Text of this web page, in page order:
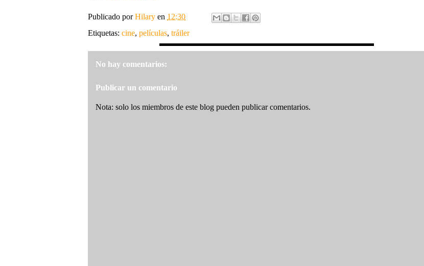
Publicado porHilary en 12:30
Etiquetas: cine, películas, tráiler
No hay comentarios:
Publicar un comentario
Nota: solo los miembros de este blog pueden publicar comentarios.